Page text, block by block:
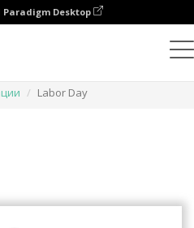
Paradigm Desktop
Labor Day